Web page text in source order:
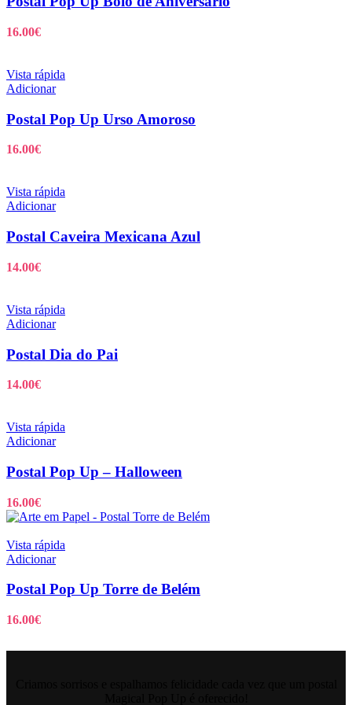
16.00€
Vista rápida
Adicionar
Postal Pop Up Urso Amoroso
16.00€
Vista rápida
Adicionar
Postal Caveira Mexicana Azul
14.00€
Vista rápida
Adicionar
Postal Dia do Pai
14.00€
Vista rápida
Adicionar
Postal Pop Up – Halloween
16.00€
Vista rápida
Adicionar
Postal Pop Up Torre de Belém
16.00€